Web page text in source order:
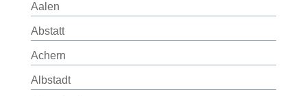
Aalen
Abstatt
Achern
Albstadt